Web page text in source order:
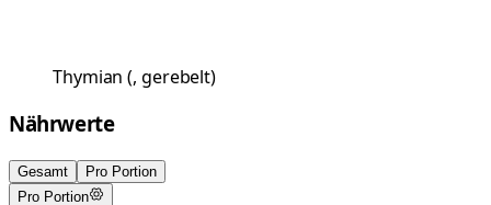
Thymian (, gerebelt)
Nährwerte
Gesamt
Pro Portion
Pro Portion